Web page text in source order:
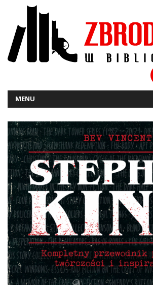
MENU
NOWOŚCI
PATRONATY
WYWIADY
RECENZJE
DO CZYTANIA
NA EKRANIE
KONTAKT